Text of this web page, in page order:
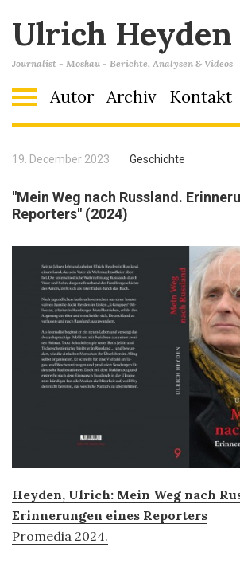
Ulrich Heyden
Journalist - Moskau - Berichte, Analysen & Videos
Autor Archiv Kontakt
19. December 2023 Geschichte
"Mein Weg nach Russland.
Reporters" (2024)
Heyden, Ulrich: Mein Weg nach
Erinnerungen eines Reporters
Promedia 2024.